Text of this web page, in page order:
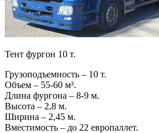
Тент фургон 10 т.
Грузоподъемность – 10 т.
Объем – 55-60 м³.
Длина фургона – 8-9 м.
Высота – 2,8 м.
Ширина – 2,45 м.
Вместимость – до 22 европаллет.